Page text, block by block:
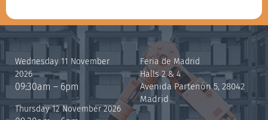
Wednesday 11 November
2026
09:30am – 6pm
Thursday 12 November 2026
Feria de Madrid
Halls 2 & 4
Avenida Partenón 5, 28042
Madrid